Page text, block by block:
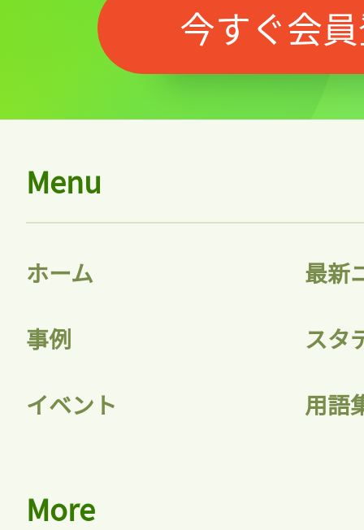
ログイン
会員登録
今すぐ会
Menu
ホーム 最新
事例 スタ
イベント 用語
More